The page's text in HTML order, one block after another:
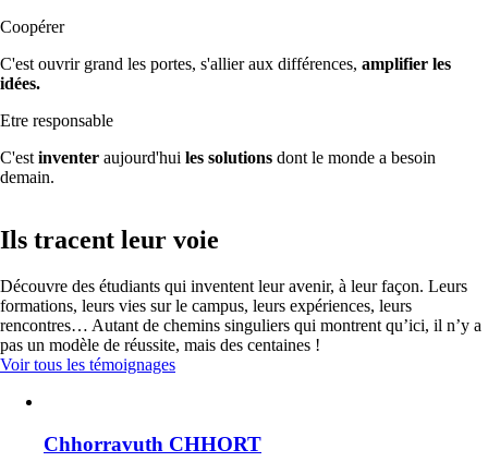
Coopérer
C'est ouvrir grand les portes, s'allier aux différences, amplifier les
idées.
Etre responsable
C'est inventer aujourd'hui les solutions dont le monde a besoin
demain.
Ils tracent leur voie
Découvre des étudiants qui inventent leur avenir, à leur façon. Leurs
formations, leurs vies sur le campus, leurs expériences, leurs
rencontres… Autant de chemins singuliers qui montrent qu’ici, il n’y a
pas un modèle de réussite, mais des centaines !
Voir tous les témoignages
Chhorravuth CHHORT